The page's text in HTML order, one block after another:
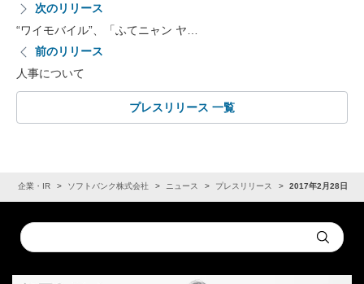
次のリリース
“ワイモバイル”、「ふてニャン ヤ…
前のリリース
人事について
プレスリリース 一覧
企業・IR ソフトバンク株式会社 ニュース プレスリリース 2017年2月28日
Conduct
a
Submit